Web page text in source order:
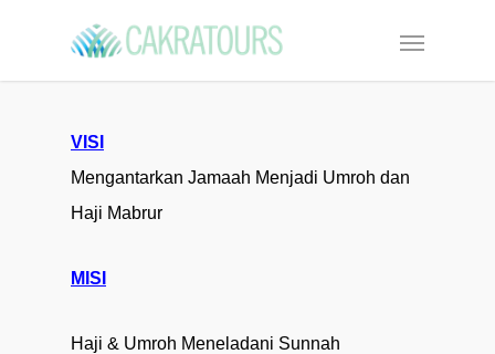
VISI
Mengantarkan Jamaah Menjadi Umroh dan
Haji Mabrur
MISI
Haji & Umroh Meneladani Sunnah